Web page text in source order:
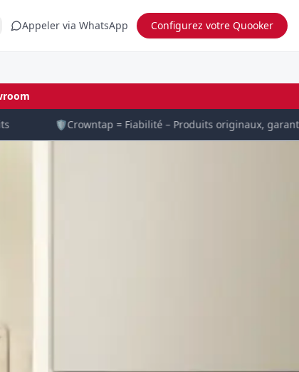
Appeler via WhatsApp Configurez votre Quooker
Crowntap = Fiabilité – Produits originaux, garantie